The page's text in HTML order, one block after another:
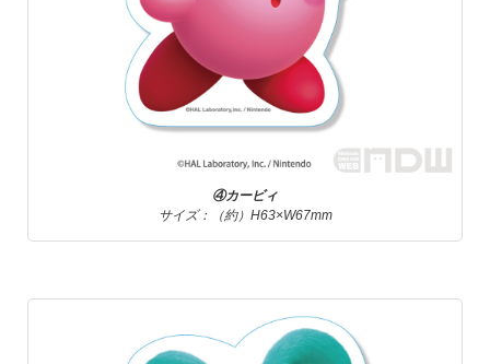
④カービィ
サイズ：（約）H63×W67mm